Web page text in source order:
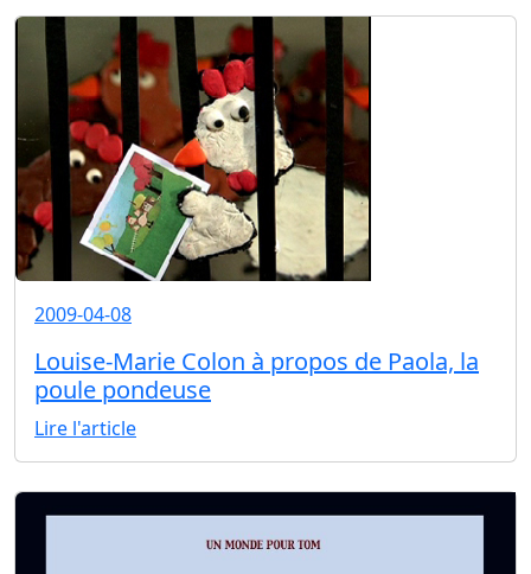
2009-04-08
Louise-Marie Colon à propos de Paola, la
poule pondeuse
Lire l'article